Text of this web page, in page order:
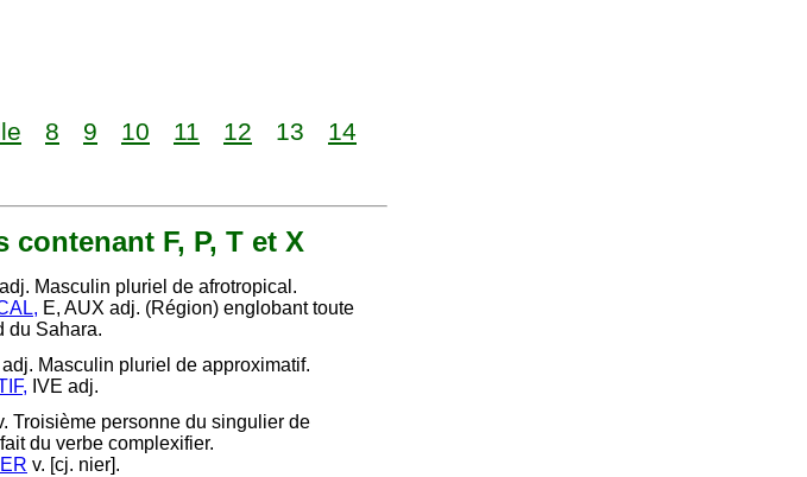
8 9 10 11 12 13
14
F, P, T et X
adj. Masculin pluriel de afrotropical.
E, AUX adj. (Région) englobant toute
du Sahara.
adj. Masculin pluriel de approximatif.
IVE adj.
Troisième personne du singulier de
du verbe complexifier.
v. [cj. nier].